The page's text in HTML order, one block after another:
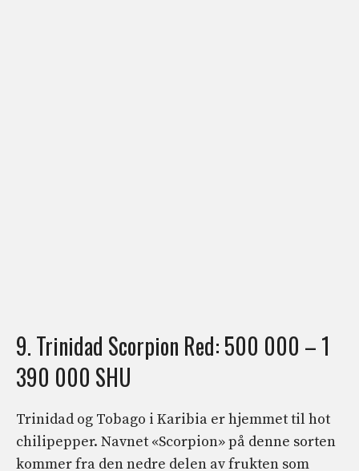
9. Trinidad Scorpion Red: 500 000 – 1
390 000 SHU
Trinidad og Tobago i Karibia er hjemmet til hot
chilipepper. Navnet «Scorpion» på denne sorten
kommer fra den nedre delen av frukten som